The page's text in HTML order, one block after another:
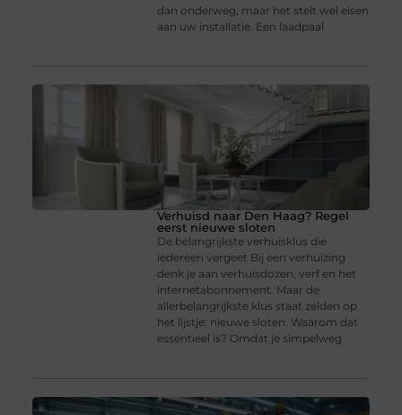
dan onderweg, maar het stelt wel eisen
aan uw installatie. Een laadpaal
Verhuisd naar Den Haag? Regel
eerst nieuwe sloten
De belangrijkste verhuisklus die
iedereen vergeet Bij een verhuizing
denk je aan verhuisdozen, verf en het
internetabonnement. Maar de
allerbelangrijkste klus staat zelden op
het lijstje: nieuwe sloten. Waarom dat
essentieel is? Omdat je simpelweg